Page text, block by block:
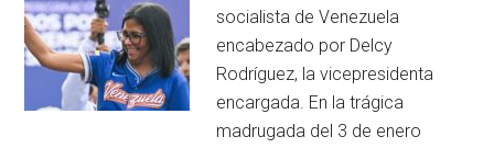
socialista de Venezuela
encabezado por Delcy
Rodríguez, la vicepresidenta
encargada. En la trágica
madrugada del 3 de enero